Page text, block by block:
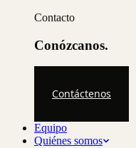
Contacto
Conózcanos.
Contáctenos
Equipo
Quiénes somos